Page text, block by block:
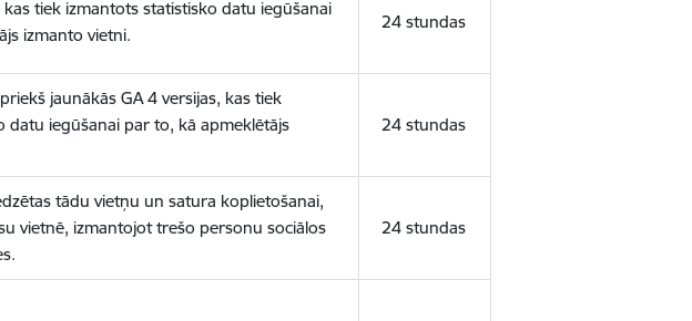
tiek izmantots statistisko datu iegūšanai
izmanto vietni.
24 stundas
jaunākās GA 4 versijas, kas tiek
datu iegūšanai par to, kā apmeklētājs
24 stundas
tādu vietņu un satura koplietošanai,
vietnē, izmantojot trešo personu sociālos
24 stundas